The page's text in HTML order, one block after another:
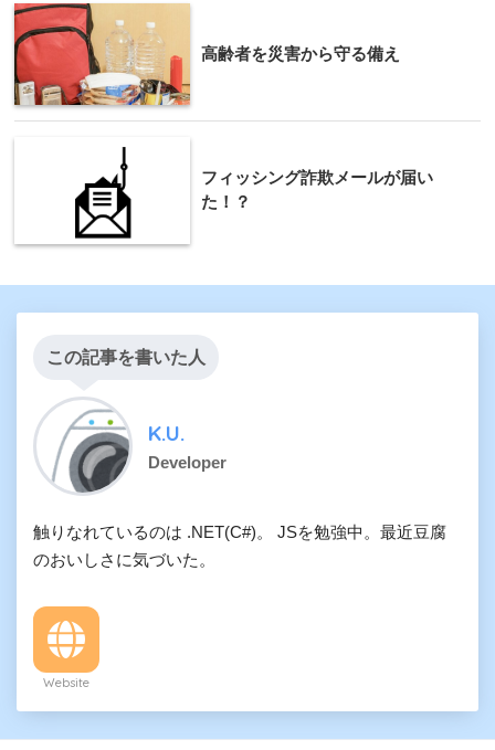
高齢者を災害から守る備え
フィッシング詐欺メールが届い
た！？
この記事を書いた人
K.U.
Developer
触りなれているのは .NET(C#)。 JSを勉強中。最近豆腐
のおいしさに気づいた。
Website